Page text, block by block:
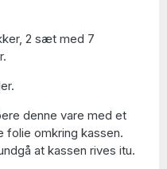
2 sæt med 7
denne vare med et
omkring kassen.
at kassen rives itu.